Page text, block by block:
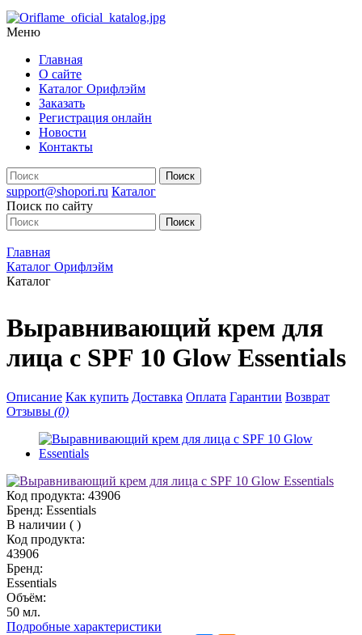
Меню
Главная
О сайте
Каталог Орифлэйм
Заказать
Регистрация онлайн
Новости
Контакты
support@shopori.ru Каталог
Поиск по сайту
Главная
Каталог Орифлэйм
Каталог
Выравнивающий крем для
лица с SPF 10 Glow Essentials
Описание Как купить Доставка Оплата Гарантии Возврат
Отзывы (0)
Код продукта: 43906
Бренд: Essentials
В наличии ( )
Код продукта:
43906
Бренд:
Essentials
Объём:
50 мл.
Подробные характеристики